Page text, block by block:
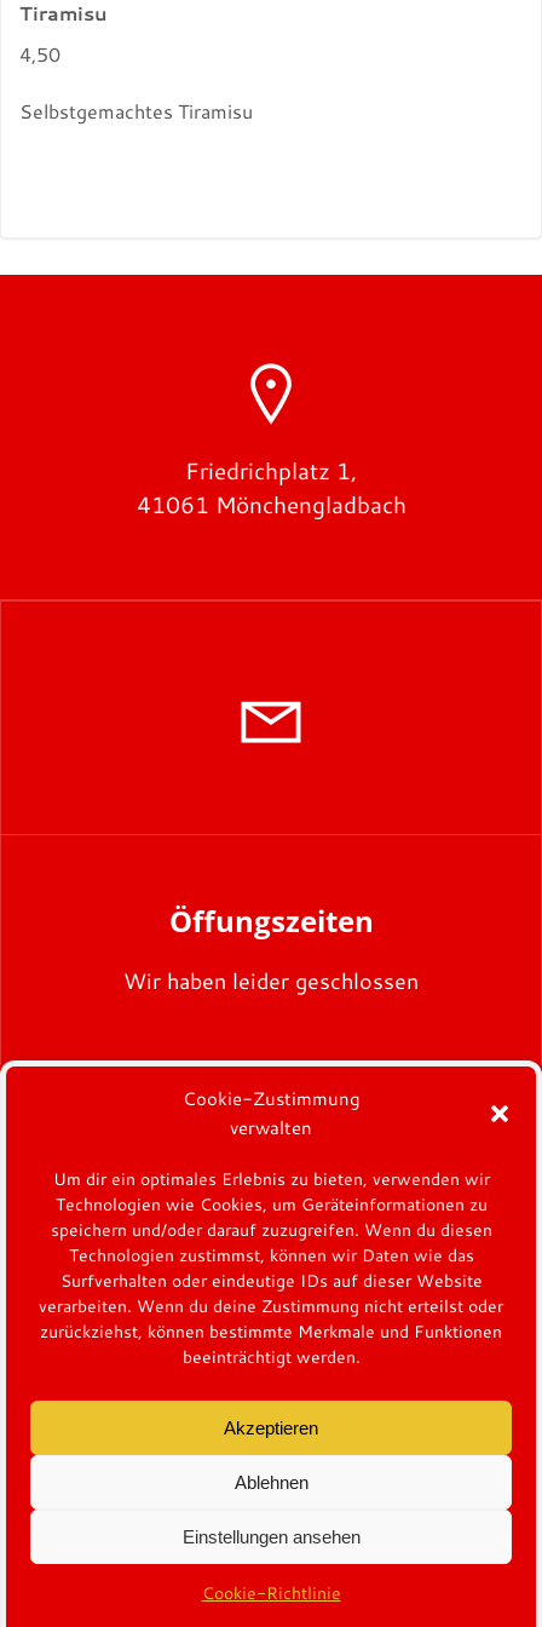
Cookie-Zustimmung
verwalten
Um dir ein optimales Erlebnis zu bieten, verwenden wir
Technologien wie Cookies, um Geräteinformationen zu
speichern und/oder darauf zuzugreifen. Wenn du diesen
Technologien zustimmst, können wir Daten wie das
Surfverhalten oder eindeutige IDs auf dieser Website
verarbeiten. Wenn du deine Zustimmung nicht erteilst oder
zurückziehst, können bestimmte Merkmale und Funktionen
beeinträchtigt werden.
Akzeptieren
Ablehnen
Einstellungen ansehen
Cookie-Richtlinie
Tiramisu
4,50
Selbstgemachtes Tiramisu
Friedrichplatz 1,
41061 Mönchengladbach
Öffungszeiten
Wir haben leider geschlossen